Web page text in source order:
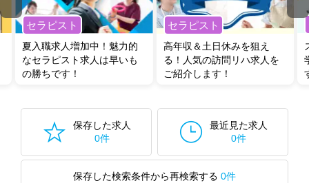
セラピスト
夏入職求人増加中！魅力的
なセラピスト求人は早いも
の勝ちです！
セラピスト
高年収＆土日休みを狙え
る！人気の訪問リハ求人を
ご紹介します！
保存した求人
0件
最近見た求人
0件
保存した検索条件から再検索する 0件